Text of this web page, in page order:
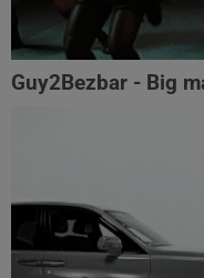
Guy2Bezbar - Big